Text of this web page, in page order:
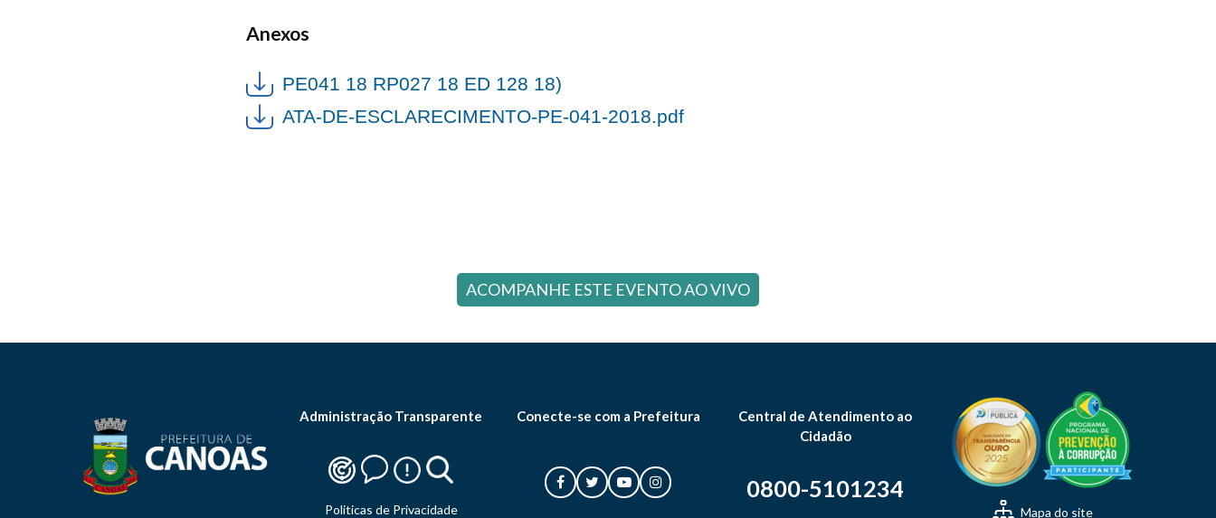
Anexos
PE041 18 RP027 18 ED 128 18)
ATA-DE-ESCLARECIMENTO-PE-041-2018.pdf
ACOMPANHE ESTE EVENTO AO VIVO
Administração Transparente
Politicas de Privacidade
Conecte-se com a Prefeitura
Central de Atendimento ao
Cidadão
0800-5101234
Mapa do site